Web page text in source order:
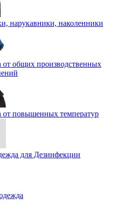
нарукавники, наколенники
от общих производственных
от повышенных температур
для Дезинфекции